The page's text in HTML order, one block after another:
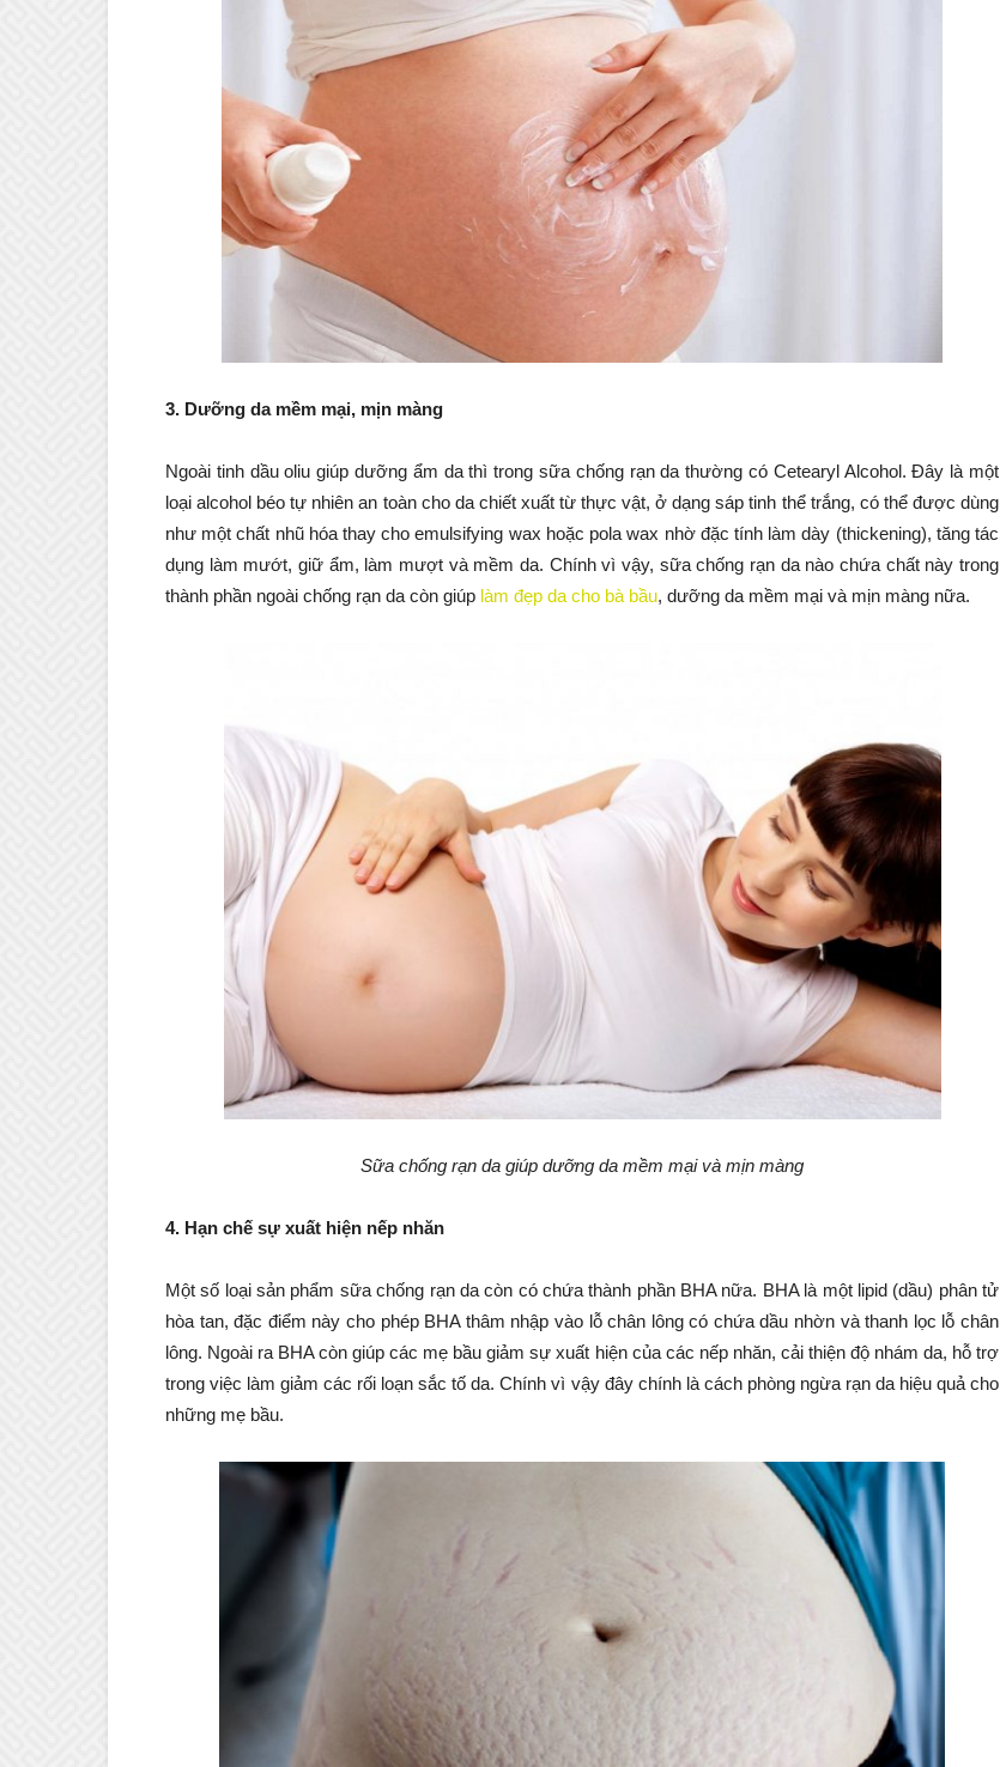
3. Dưỡng da mềm mại, mịn màng
Ngoài tinh dầu oliu giúp dưỡng ẩm da thì trong sữa chống rạn da thường có Cetearyl Alcohol. Đây là một
loại alcohol béo tự nhiên an toàn cho da chiết xuất từ thực vật, ở dạng sáp tinh thể trắng, có thể được dùng
như một chất nhũ hóa thay cho emulsifying wax hoặc pola wax nhờ đặc tính làm dày (thickening), tăng tác
dụng làm mướt, giữ ẩm, làm mượt và mềm da. Chính vì vậy, sữa chống rạn da nào chứa chất này trong
thành phần ngoài chống rạn da còn giúp làm đẹp da cho bà bầu, dưỡng da mềm mại và mịn màng nữa.
Sữa chống rạn da giúp dưỡng da mềm mại và mịn màng
4. Hạn chế sự xuất hiện nếp nhăn
Một số loại sản phẩm sữa chống rạn da còn có chứa thành phần BHA nữa. BHA là một lipid (dầu) phân tử
hòa tan, đặc điểm này cho phép BHA thâm nhập vào lỗ chân lông có chứa dầu nhờn và thanh lọc lỗ chân
lông. Ngoài ra BHA còn giúp các mẹ bầu giảm sự xuất hiện của các nếp nhăn, cải thiện độ nhám da, hỗ trợ
trong việc làm giảm các rối loạn sắc tố da. Chính vì vậy đây chính là cách phòng ngừa rạn da hiệu quả cho
những mẹ bầu.